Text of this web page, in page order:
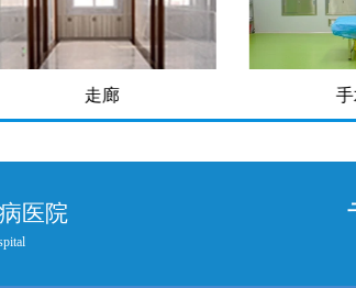
走廊
医院